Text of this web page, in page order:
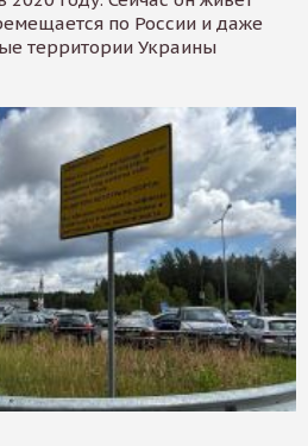
по России и даже
территории Украины